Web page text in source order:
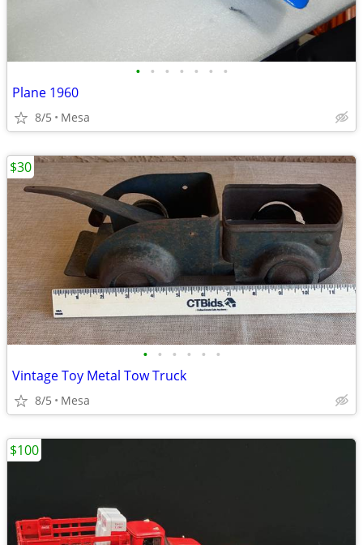
• • • • • • •
Plane 1960
8/5 Mesa
• • • • • •
Vintage Toy Metal Tow Truck
8/5 Mesa
$30
$100